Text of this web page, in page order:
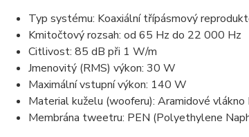
Typ systému: Koaxiální třípásmový
Kmitočtový rozsah: od 65 Hz do 22 000 Hz
Citlivost: 85 dB při 1 W/m
Jmenovitý (RMS) výkon: 30 W
Maximální vstupní výkon: 140 W
Material kuželu (wooferu): Aramidové
Membrána tweetru: PEN (Polyethylene